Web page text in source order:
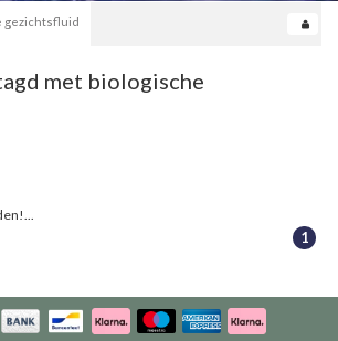
gezichtsfluid
met biologische
1